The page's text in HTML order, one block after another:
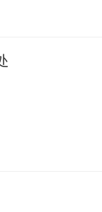
游览了横竖都是世